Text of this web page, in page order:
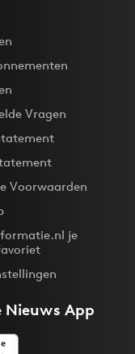
Vragen
Voorwaarden
je
App